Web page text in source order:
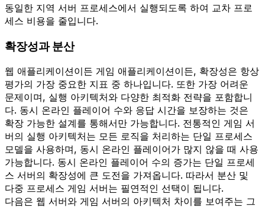
동일한 지역 서버 프로세스에서 실행되도록 하여 교차 프로
세스 비용을 줄입니다.
확장성과 분산
웹 애플리케이션이든 게임 애플리케이션이든, 확장성은 항상
평가의 가장 중요한 지표 중 하나입니다. 또한 가장 어려운
문제이며, 실행 아키텍처와 다양한 최적화 전략을 포함합니
다. 동시 온라인 플레이어 수와 응답 시간을 보장하는 것은
확장 가능한 설계를 통해서만 가능합니다. 전통적인 게임 서
버의 실행 아키텍처는 모든 로직을 처리하는 단일 프로세스
모델을 사용하며, 동시 온라인 플레이어가 많지 않을 때 사용
가능합니다. 동시 온라인 플레이어 수의 증가는 단일 프로세
스 서버의 확장성에 큰 도전을 가져옵니다. 따라서 분산 및
다중 프로세스 게임 서버는 필연적인 선택이 됩니다.
다음은 웹 서버와 게임 서버의 아키텍처 차이를 보여주는 그